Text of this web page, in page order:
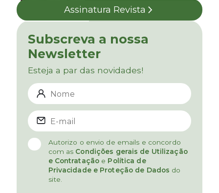
Assinatura Revista
Subscreva a nossa
Newsletter
Esteja a par das novidades!
Autorizo o envio de emails e concordo
com as Condições gerais de Utilização
e Contratação e Política de
Privacidade e Proteção de Dados do
site.